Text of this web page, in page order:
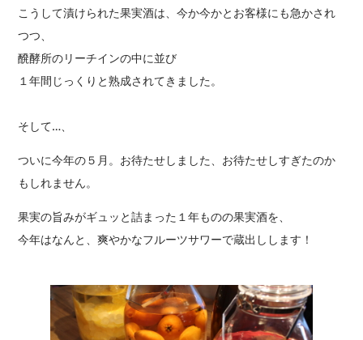
こうして漬けられた果実酒は、今か今かとお客様にも急かされ
つつ、
醗酵所のリーチインの中に並び
１年間じっくりと熟成されてきました。
そして…、
ついに今年の５月。お待たせしました、お待たせしすぎたのか
もしれません。
果実の旨みがギュッと詰まった１年ものの果実酒を、
今年はなんと、爽やかなフルーツサワーで蔵出しします！